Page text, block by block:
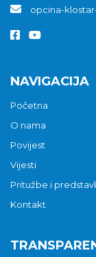
opcina-
NAVIGACIJA
Početna
O nama
Povijest
Vijesti
Pritužbe i
Kontakt